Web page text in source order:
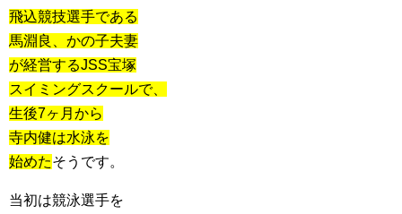
飛込競技選手である
馬淵良、かの子夫妻
が経営するJSS宝塚
スイミングスクールで、
生後7ヶ月から
寺内健は水泳を
始めたそうです。
当初は競泳選手を